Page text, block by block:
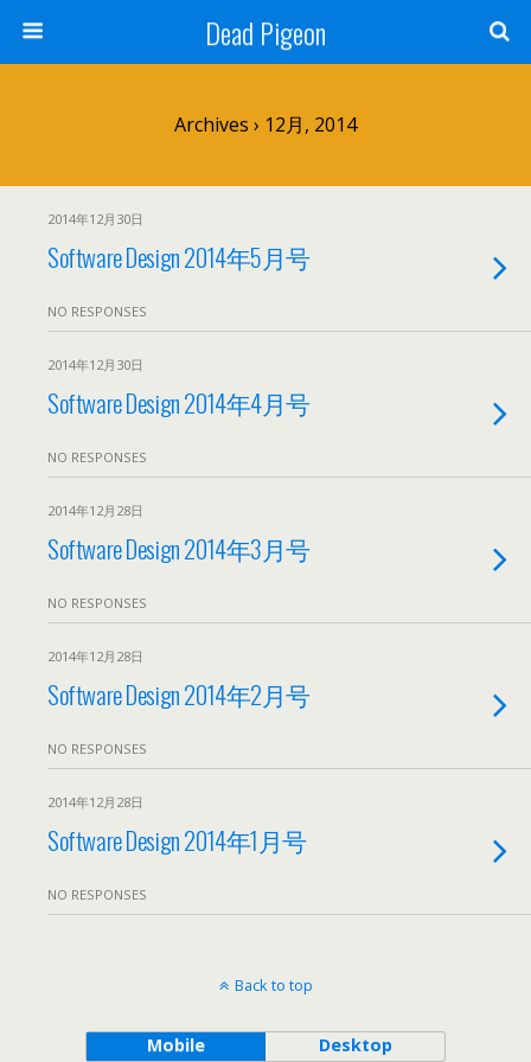
Dead Pigeon
Archives › 12月, 2014
2014年12月30日
Software Design 2014年5月号
NO RESPONSES
2014年12月30日
Software Design 2014年4月号
NO RESPONSES
2014年12月28日
Software Design 2014年3月号
NO RESPONSES
2014年12月28日
Software Design 2014年2月号
NO RESPONSES
2014年12月28日
Software Design 2014年1月号
NO RESPONSES
Back to top
Mobile Desktop